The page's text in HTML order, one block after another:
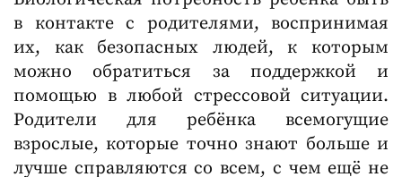
в контакте с родителями, воспринимая
их, как безопасных людей, к которым
можно обратиться за поддержкой и
помощью в любой стрессовой ситуации.
Родители для ребёнка всемогущие
взрослые, которые точно знают больше и
лучше справляются со всем, с чем ещё не